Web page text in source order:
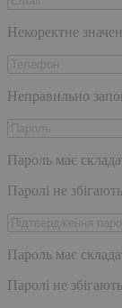
Некоректне
Неправильно
Пароль має
Паролі не
Пароль має
Паролі не